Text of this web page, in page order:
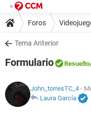
Foros
Tema Anterior
Formulario Resuelto
John_torresTC_4 -
Laura García